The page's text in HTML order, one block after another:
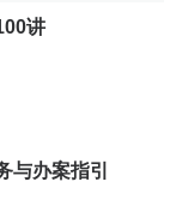
的申請，對行政
的主要根據是越
一樣,都由普通法
原則和程式也適
提審令、執行
讲
与办案指引